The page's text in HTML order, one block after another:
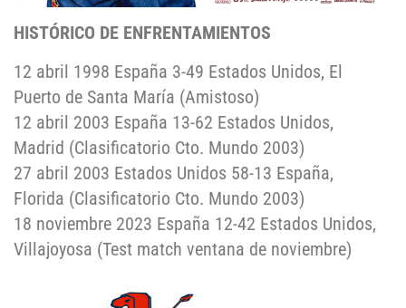
HISTÓRICO DE ENFRENTAMIENTOS
12 abril 1998 España 3-49 Estados Unidos, El
Puerto de Santa María (Amistoso)
12 abril 2003 España 13-62 Estados Unidos,
Madrid (Clasificatorio Cto. Mundo 2003)
27 abril 2003 Estados Unidos 58-13 España,
Florida (Clasificatorio Cto. Mundo 2003)
18 noviembre 2023 España 12-42 Estados Unidos,
Villajoyosa (Test match ventana de noviembre)